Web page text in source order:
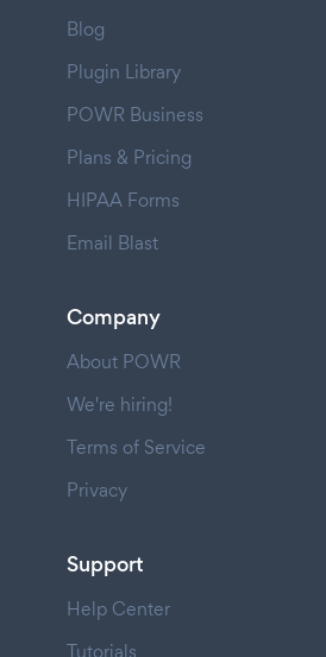
Blog
Plugin Library
POWR Business
Plans & Pricing
HIPAA Forms
Email Blast
Company
About POWR
We're hiring!
Terms of Service
Privacy
Support
Help Center
Tutorials